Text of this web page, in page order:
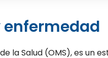
enfermedad
la Salud (OMS), es un